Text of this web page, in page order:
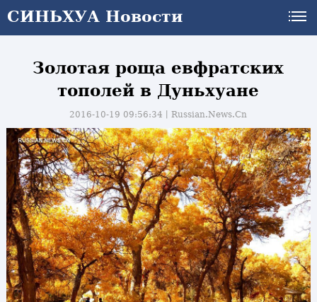
СИНЬХУА Новости
Золотая роща евфратских
тополей в Дуньхуане
2016-10-19 09:56:34丨Russian.News.Cn